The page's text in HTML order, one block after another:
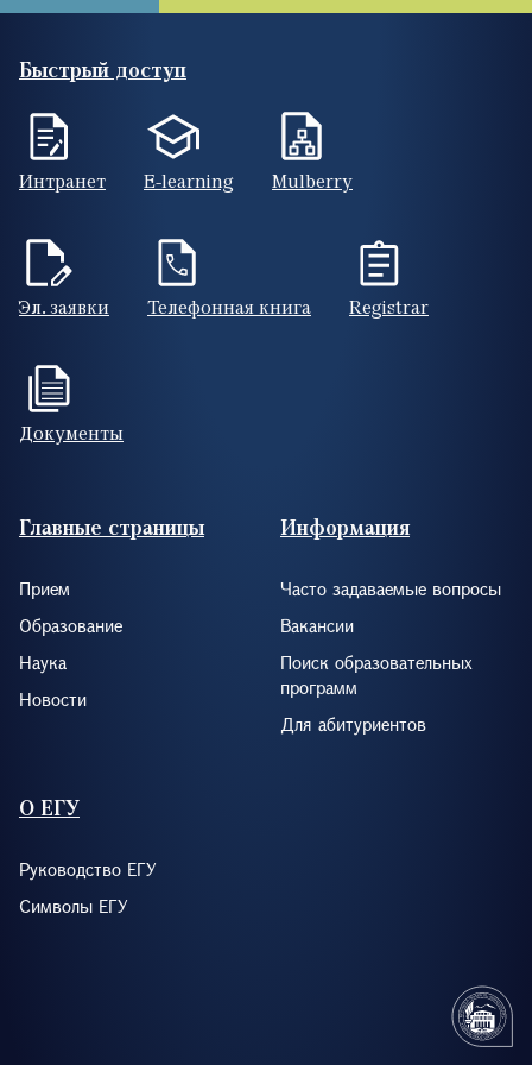
Быстрый доступ
Интранет E-learning Mulberry
Эл. заявки Телефонная книга Registrar
Документы
Footer (RUS)
Главные страницы
Прием
Образование
Наука
Новости
Информация
Часто задаваемые вопросы
Вакансии
Поиск образовательных
программ
Для абитуриентов
О ЕГУ
Руководство ЕГУ
Символы ЕГУ